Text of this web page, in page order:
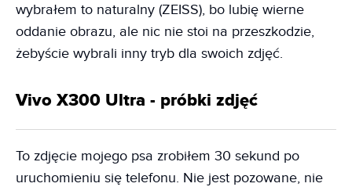
wybrałem to naturalny (ZEISS), bo lubię wierne
oddanie obrazu, ale nic nie stoi na przeszkodzie,
żebyście wybrali inny tryb dla swoich zdjęć.
Vivo X300 Ultra - próbki zdjęć
To zdjęcie mojego psa zrobiłem 30 sekund po
uruchomieniu się telefonu. Nie jest pozowane, nie